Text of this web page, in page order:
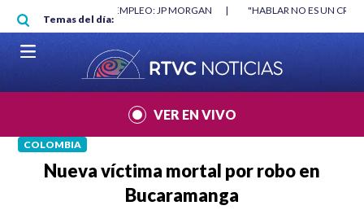
Pasar al contenido principal
Temas del día:
MÍNIMO NO DESTRUYÓ EMPLEO: JP MORGAN |
"HABLAR NO ES UN
MUNDIAL 2026
|
VER EN VIVO
COLOMBIA
Nueva víctima mortal por robo en
Bucaramanga